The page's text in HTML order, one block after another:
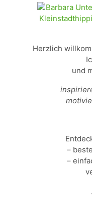
Herzlich
und
–
–